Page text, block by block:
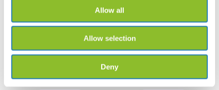
Allow all
Allow selection
Deny
Bricks 4 Bees Bijenblok
Het Bricks 4 Bees Bijenblok
Single bijenhuis
Solitaire bijen zijn erg belangrijk
bij de bestu...